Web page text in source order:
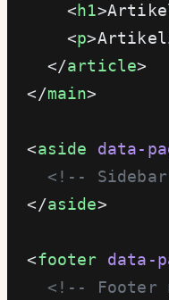
      <
h1
      <
p
    </
article>
  </
main>
  <
aside data-
<!--
  </
aside>
  <
footer data-
<!-- Footer